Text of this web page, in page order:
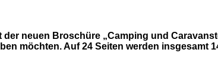
neuen Broschüre „Camping und
möchten. Auf 24 Seiten werden insgesamt